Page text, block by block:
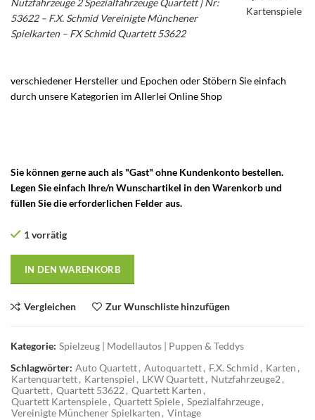
Nutzfahrzeuge 2 Spezialfahrzeuge Quartett | Nr:
53622 – F.X. Schmid Vereinigte Münchener
Spielkarten – FX Schmid Quartett 53622
Kartenspiele
verschiedener Hersteller und Epochen oder Stöbern Sie einfach
durch unsere Kategorien im Allerlei Online Shop
Sie können gerne auch als "Gast" ohne Kundenkonto bestellen.
Legen Sie einfach Ihre/n Wunschartikel in den Warenkorb und
füllen Sie die erforderlichen Felder aus.
1 vorrätig
IN DEN WARENKORB
Vergleichen Zur Wunschliste hinzufügen
Kategorie: Spielzeug | Modellautos | Puppen & Teddys
Schlagwörter: Auto Quartett, Autoquartett, F.X. Schmid , Karten ,
Kartenquartett, Kartenspiel , LKW Quartett, Nutzfahrzeuge2 ,
Quartett, Quartett 53622 , Quartett Karten ,
Quartett Kartenspiele, Quartett Spiele, Spezialfahrzeuge,
Vereinigte Münchener Spielkarten , Vintage